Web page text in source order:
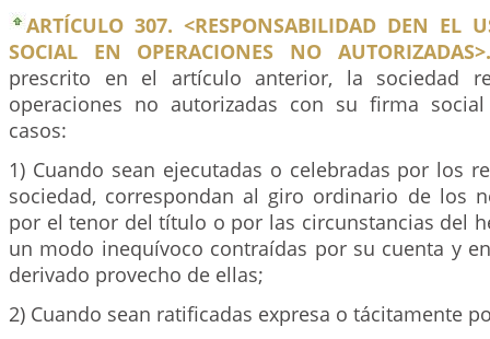
ARTÍCULO 307. <RESPONSABILIDAD DEN EL
SOCIAL EN OPERACIONES NO AUTORIZADAS>.
prescrito en el artículo anterior, la sociedad
operaciones no autorizadas con su firma
casos:
1) Cuando sean ejecutadas o celebradas por los
sociedad, correspondan al giro ordinario de los
por el tenor del título o por las circunstancias del
un modo inequívoco contraídas por su cuenta y
derivado provecho de ellas;
2) Cuando sean ratificadas expresa o tácitamente